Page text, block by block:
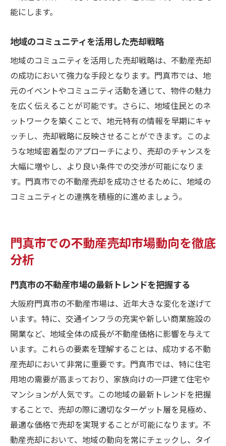
ック
法
プロとしての視点を持った売却戦略の立て
方
市場分析を基にした合理的な意思決定
能にします。
地域のコミュニティを活用した売却戦略
地域のコミュニティを活用した売却戦略は、不動産売却
の成功において強力な手段となります。門真市では、地
元のイベントやコミュニティ活動を通じて、物件の魅力
を広く伝えることが可能です。さらに、地域住民とのネ
ットワークを築くことで、地元特有の情報を早期にキャ
ッチし、売却戦略に反映させることができます。このよ
うな地域密着型のアプローチにより、売却のチャンスを
大幅に増やし、より良い条件での交渉が可能になりま
す。門真市での不動産売却を成功させるために、地域の
コミュニティとの連携を積極的に進めましょう。
門真市での不動産売却市場動向を徹底
分析
門真市の不動産市場の最新トレンドを把握する
大阪府門真市の不動産市場は、近年大きな変化を遂げて
います。特に、交通インフラの充実や新しい商業施設の
開業など、地域全体の成長が不動産価格に影響を与えて
います。これらの要素を理解することは、成功する不動
産売却において非常に重要です。門真市では、特に住宅
用地の需要が高まっており、家族向けの一戸建て住宅や
マンションが人気です。この地域の最新トレンドを把握
することで、売却の際に適切なターゲット層を見極め、
最適な価格で売却を実現することが可能になります。不
動産売却において、地域の動向を常にチェックし、タイ